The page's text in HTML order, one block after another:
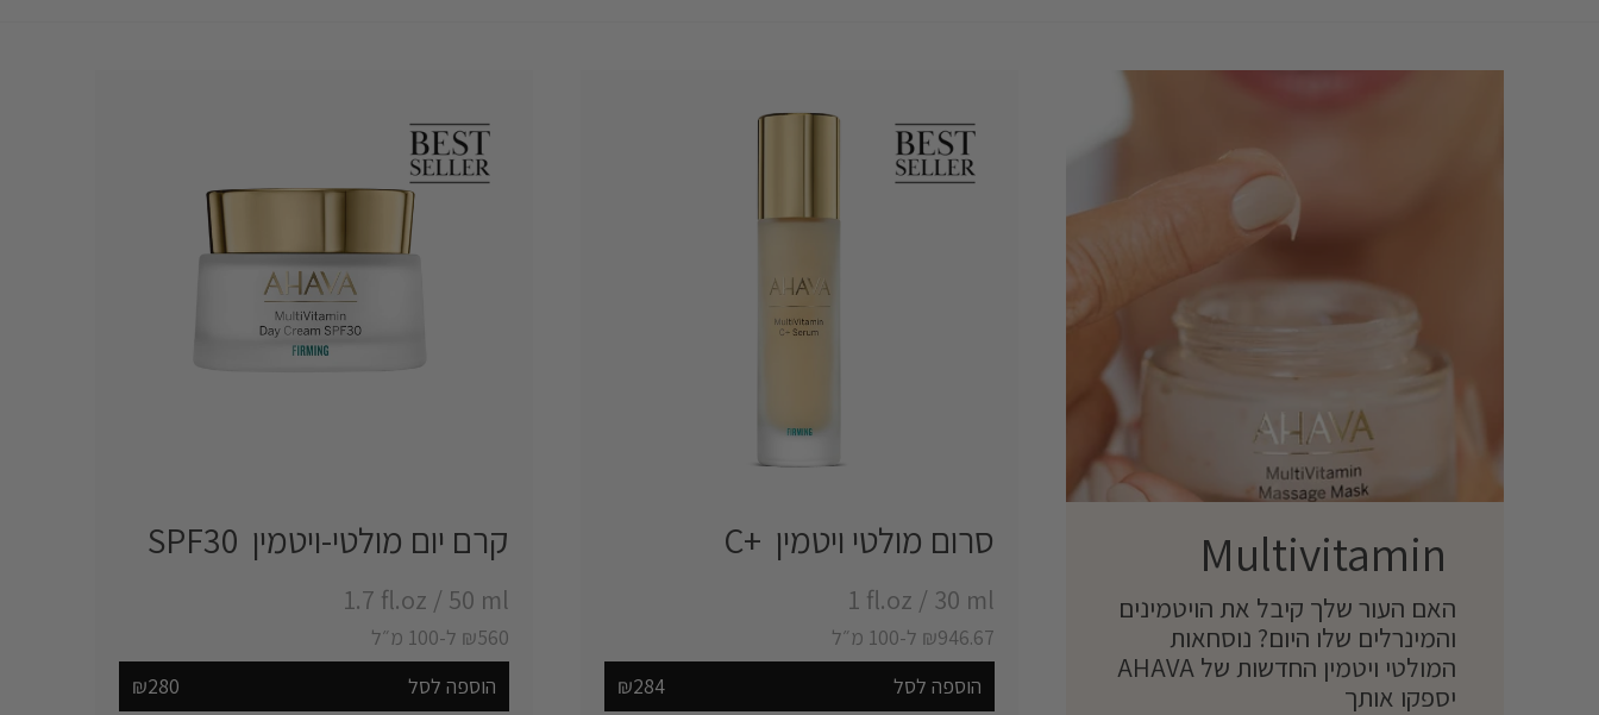
Multivitamin ‎
האם העור שלך קיבל את הויטמינים
והמינרלים שלו היום? נוסחאות
המולטי ויטמין החדשות של AHAVA
יספקו אותך
סרום מולטי ויטמין C+ ‎
‎1 fl.oz / ‎30 ml
₪946.67 ל-100 מ״ל
הוספה לסל
₪284
קרם יום מולטי-ויטמין SPF30 ‎
‎1.7 fl.oz / ‎50 ml
₪560 ל-100 מ״ל
הוספה לסל
₪280